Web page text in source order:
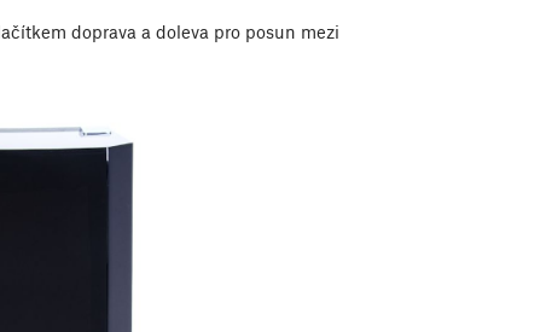
doprava a doleva pro posun mezi